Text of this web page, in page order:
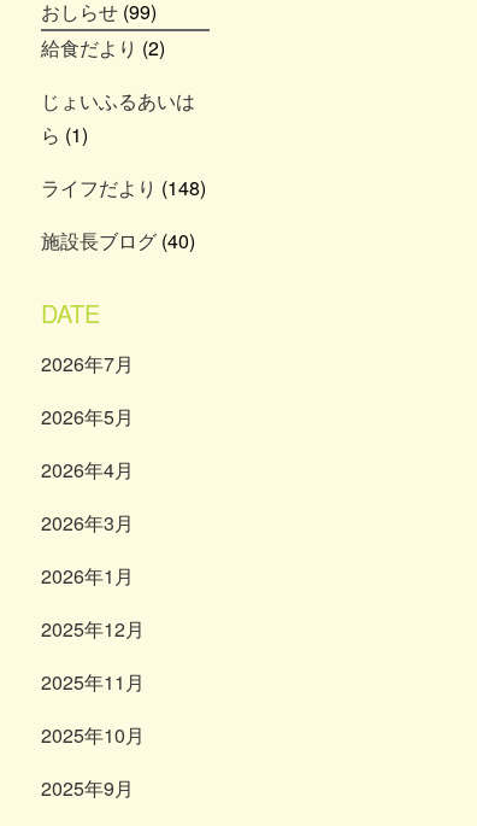
おしらせ (99)
給食だより (2)
じょいふるあいは
ら (1)
ライフだより (148)
施設長ブログ (40)
DATE
2026年7月
2026年5月
2026年4月
2026年3月
2026年1月
2025年12月
2025年11月
2025年10月
2025年9月